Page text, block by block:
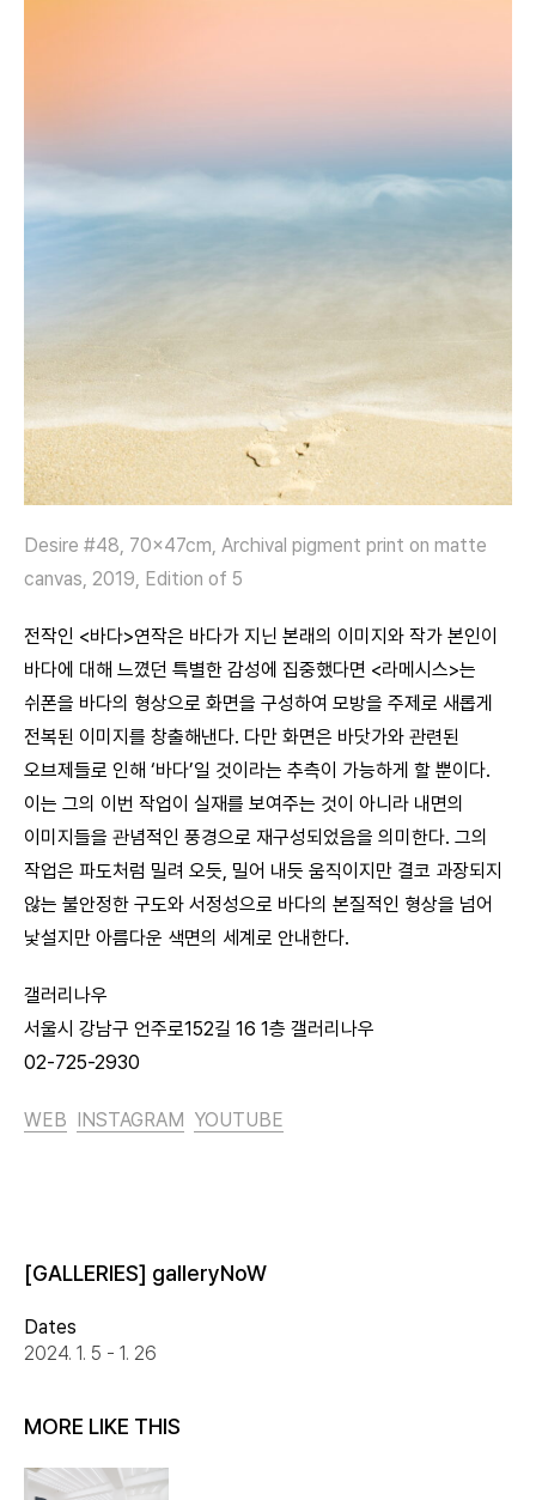
Desire #48, 70x47cm, Archival pigment print on matte
canvas, 2019, Edition of 5
전작인 <바다>연작은 바다가 지닌 본래의 이미지와 작가 본인이
바다에 대해 느꼈던 특별한 감성에 집중했다면 <라메시스>는
쉬폰을 바다의 형상으로 화면을 구성하여 모방을 주제로 새롭게
전복된 이미지를 창출해낸다. 다만 화면은 바닷가와 관련된
오브제들로 인해 ‘바다’일 것이라는 추측이 가능하게 할 뿐이다.
이는 그의 이번 작업이 실재를 보여주는 것이 아니라 내면의
이미지들을 관념적인 풍경으로 재구성되었음을 의미한다. 그의
작업은 파도처럼 밀려 오듯, 밀어 내듯 움직이지만 결코 과장되지
않는 불안정한 구도와 서정성으로 바다의 본질적인 형상을 넘어
낯설지만 아름다운 색면의 세계로 안내한다.
갤러리나우
서울시 강남구 언주로152길 16 1층 갤러리나우
02-725-2930
WEB INSTAGRAM YOUTUBE
[GALLERIES] galleryNoW
Dates
2024. 1. 5 - 1. 26
MORE LIKE THIS